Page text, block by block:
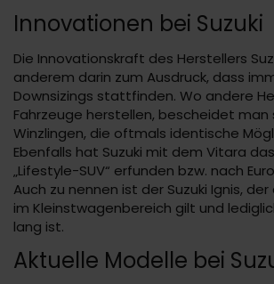
Innovationen bei Suzuki
Die Innovationskraft des Herstellers
anderem darin zum Ausdruck, dass
Downsizings stattfinden. Wo andere
Fahrzeuge herstellen, bescheidet
Winzlingen, die oftmals identische
Ebenfalls hat Suzuki mit dem Vitara
„Lifestyle-SUV“ erfunden bzw. nach
Auch zu nennen ist der Suzuki Ignis, der
im Kleinstwagenbereich gilt und
lang ist.
Aktuelle Modelle bei